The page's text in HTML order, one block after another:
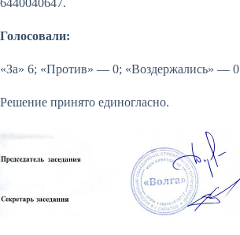
6440040647.
Голосовали:
«За» 6; «Против» — 0; «Воздержались» —
Решение принято единогласно.